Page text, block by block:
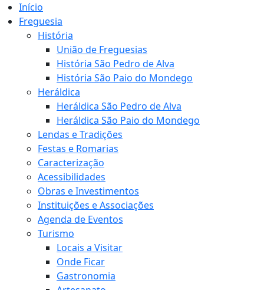
Início
Freguesia
História
União de Freguesias
História São Pedro de Alva
História São Paio do Mondego
Heráldica
Heráldica São Pedro de Alva
Heráldica São Paio do Mondego
Lendas e Tradições
Festas e Romarias
Caracterização
Acessibilidades
Obras e Investimentos
Instituições e Associações
Agenda de Eventos
Turismo
Locais a Visitar
Onde Ficar
Gastronomia